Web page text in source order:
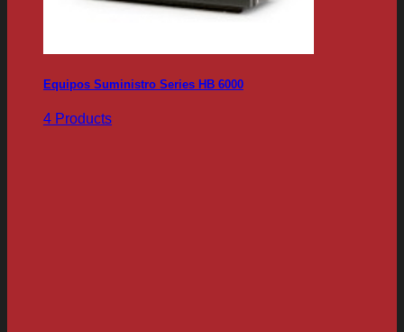
Equipos Suministro Series HB 6000
4 Products